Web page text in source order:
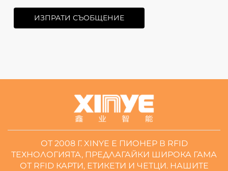
ИЗПРАТИ СЪОБЩЕНИЕ
ОТ 2008 Г. XINYE Е ПИОНЕР В RFID
ТЕХНОЛОГИЯТА, ПРЕДЛАГАЙКИ ШИРОКА ГАМА
ОТ RFID КАРТИ, ЕТИКЕТИ И ЧЕТЦИ. НАШИТЕ